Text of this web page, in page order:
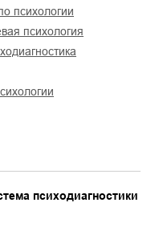
психологии
психология
психодиагностики